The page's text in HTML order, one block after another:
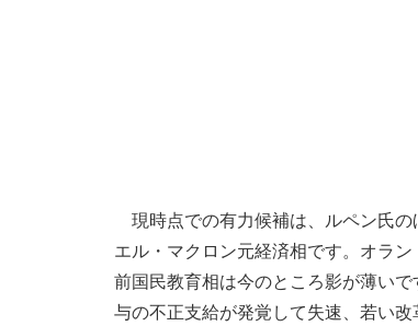
現時点での有力候補は、ルペン氏の
エル・マクロン元経済相です。オラ
前国民教育相は今のところ影が薄い
与の不正支給が発覚して失速、若い